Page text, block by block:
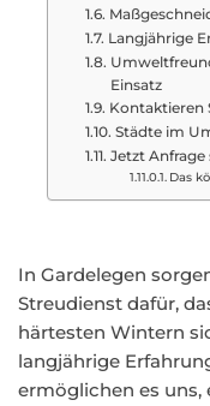
Langjährige
Einsatz
Kontaktieren
Städte im
Jetzt Anfrage
Das
In Gardelegen
Streudienst dafür,
härtesten Wintern
langjährige
ermöglichen es uns,